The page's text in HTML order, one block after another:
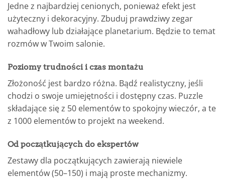
Jedne z najbardziej cenionych, ponieważ efekt jest
użyteczny i dekoracyjny. Zbuduj prawdziwy zegar
wahadłowy lub działające planetarium. Będzie to temat
rozmów w Twoim salonie.
Poziomy trudności i czas montażu
Złożoność jest bardzo różna. Bądź realistyczny, jeśli
chodzi o swoje umiejętności i dostępny czas. Puzzle
składające się z 50 elementów to spokojny wieczór, a te
z 1000 elementów to projekt na weekend.
Od początkujących do ekspertów
Zestawy dla początkujących zawierają niewiele
elementów (50–150) i mają proste mechanizmy.